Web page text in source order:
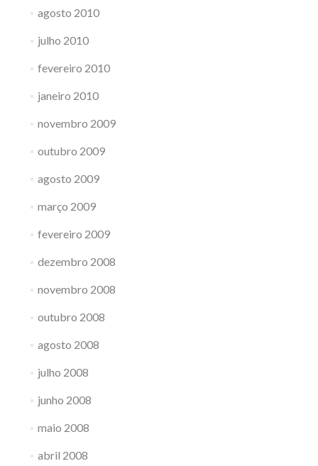
agosto 2010
julho 2010
fevereiro 2010
janeiro 2010
novembro 2009
outubro 2009
agosto 2009
março 2009
fevereiro 2009
dezembro 2008
novembro 2008
outubro 2008
agosto 2008
julho 2008
junho 2008
maio 2008
abril 2008